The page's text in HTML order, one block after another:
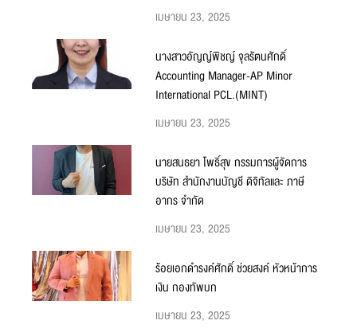
เมษายน 23, 2025
นางสาวอัญญ์พิชญ์ จุลรัตนศักดิ์
Accounting Manager-AP Minor
International PCL.(MINT)
เมษายน 23, 2025
นายสนธยา โพธิ์สุข กรรมการผู้จัดการ
บริษัท สำนักงานบัญชี ดิจิทัลและ ภาษี
อากร จำกัด
เมษายน 23, 2025
ร้อยเอกดำรงค์ศักดิ์ ช่วยสงค์ หัวหน้าการ
เงิน กองทัพบก
เมษายน 23, 2025